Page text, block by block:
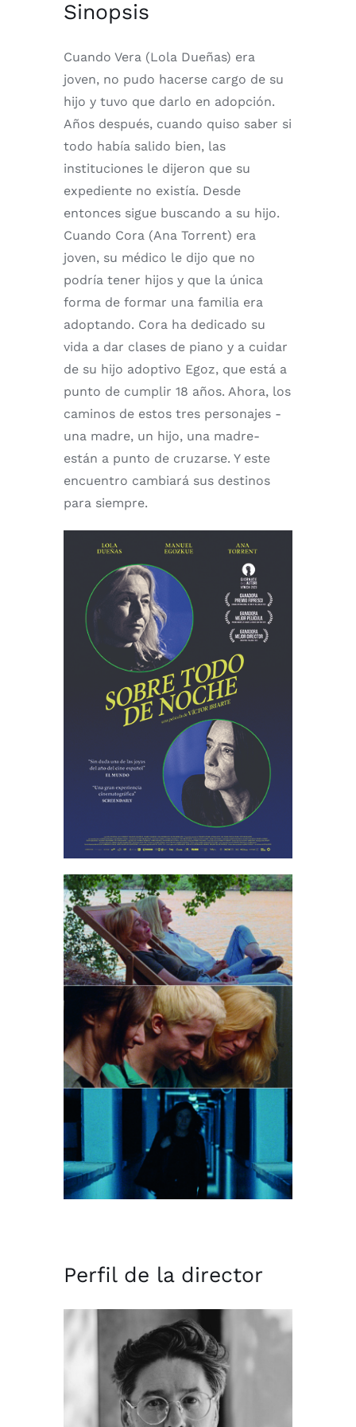
Sinopsis
Cuando Vera (Lola Dueñas) era
joven, no pudo hacerse cargo de su
hijo y tuvo que darlo en adopción.
Años después, cuando quiso saber si
todo había salido bien, las
instituciones le dijeron que su
expediente no existía. Desde
entonces sigue buscando a su hijo.
Cuando Cora (Ana Torrent) era
joven, su médico le dijo que no
podría tener hijos y que la única
forma de formar una familia era
adoptando. Cora ha dedicado su
vida a dar clases de piano y a cuidar
de su hijo adoptivo Egoz, que está a
punto de cumplir 18 años. Ahora, los
caminos de estos tres personajes -
una madre, un hijo, una madre-
están a punto de cruzarse. Y este
encuentro cambiará sus destinos
para siempre.
Perfil de la director